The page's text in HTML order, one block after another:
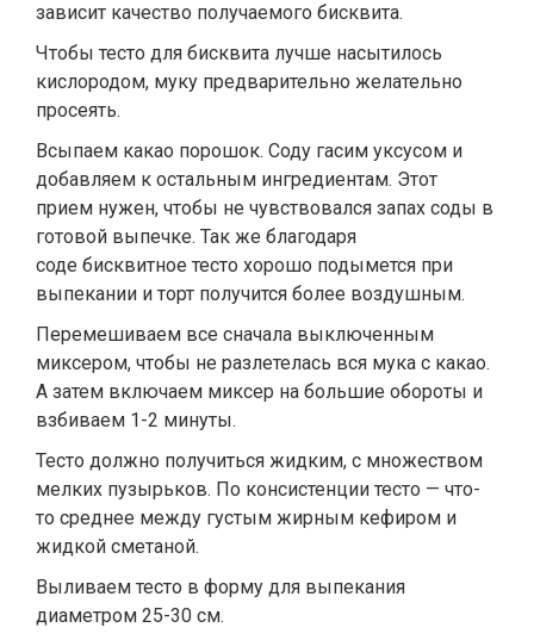
зависит качество получаемого бисквита.
Чтобы тесто для бисквита лучше насытилось
кислородом, муку предварительно желательно
просеять.
Всыпаем какао порошок. Соду гасим уксусом и
добавляем к остальным ингредиентам. Этот
прием нужен, чтобы не чувствовался запах соды в
готовой выпечке. Так же благодаря
соде бисквитное тесто хорошо подымется при
выпекании и торт получится более воздушным.
Перемешиваем все сначала выключенным
миксером, чтобы не разлетелась вся мука с какао.
А затем включаем миксер на большие обороты и
взбиваем 1-2 минуты.
Тесто должно получиться жидким, с множеством
мелких пузырьков. По консистенции тесто — что-
то среднее между густым жирным кефиром и
жидкой сметаной.
Выливаем тесто в форму для выпекания
диаметром 25-30 см.